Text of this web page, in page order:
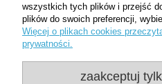
Moje
wszystkich tych plików i przejść
plików do swoich preferencji,
Więcej o plikach cookies
prywatności.
zaakceptuj